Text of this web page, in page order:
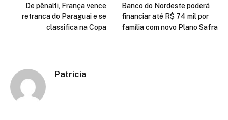
De pênalti, França vence
retranca do Paraguai e se
classifica na Copa
Banco do Nordeste poderá
financiar até R$ 74 mil por
família com novo Plano Safra
Patricia